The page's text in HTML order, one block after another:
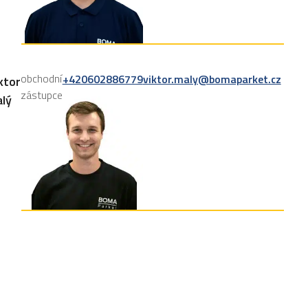
obchodní
zástupce
+420602886779viktor.maly@bomaparket.cz